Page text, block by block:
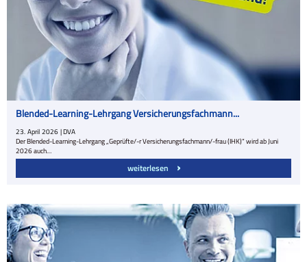
Blended-Learning-Lehrgang Versicherungsfachmann...
23. April 2026 | DVA
Der Blended-Learning-Lehrgang „Geprüfte/-r Versicherungsfachmann/-frau (IHK)“ wird ab Juni
2026 auch…
weiterlesen